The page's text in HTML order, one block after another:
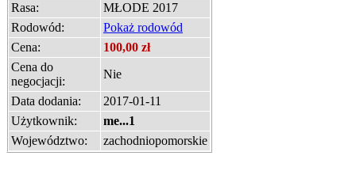
Rasa:
MŁODE 2017
Rodowód:
Pokaż rodowód
Cena:
100,00 zł
Cena do
negocjacji:
Nie
Data dodania:
2017-01-11
Użytkownik:
me...1
Województwo:
zachodniopomorskie